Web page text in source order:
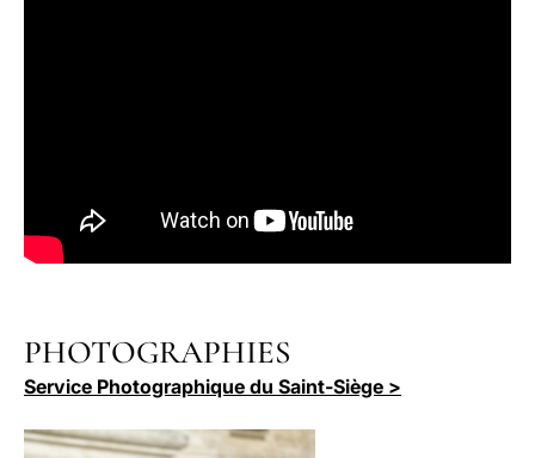
PHOTOGRAPHIES
Service Photographique du Saint-Siège >